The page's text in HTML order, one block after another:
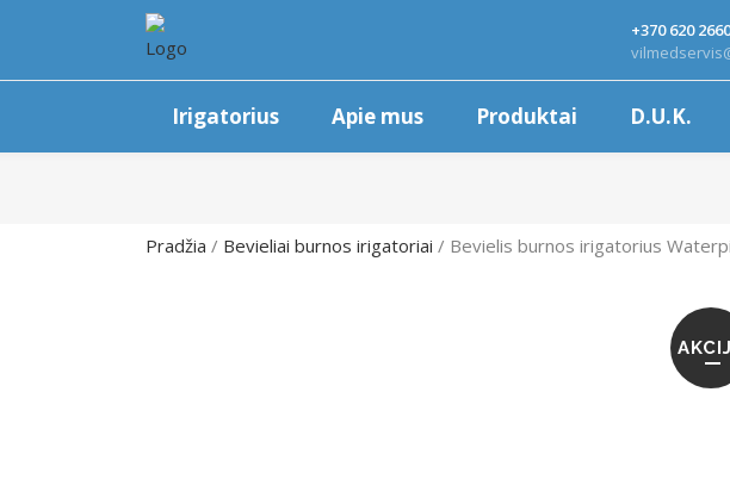
+370 620
Irigatorius Apie mus Produktai D.U.K.
Pradžia / Bevieliai burnos irigatoriai / Bevielis burnos irigatorius